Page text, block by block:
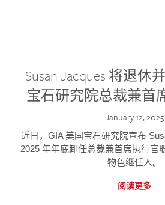
Susan Jacques 将退休
宝石研究院总裁兼首
January 12, 2025
近日，GIA 美国宝石研究院宣布
2025 年年底卸任总裁兼首席执行官
物色继任人。
阅读更多